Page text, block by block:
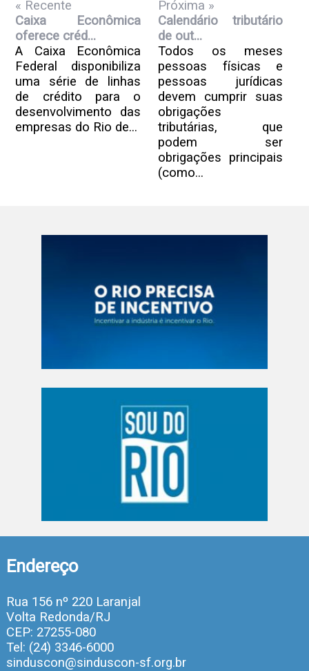
« Recente
Caixa Econômica
oferece créd...
A Caixa Econômica
Federal disponibiliza
uma série de linhas
de crédito para o
desenvolvimento das
empresas do Rio de...
Próxima »
Calendário tributário
de out...
Todos os meses
pessoas físicas e
pessoas jurídicas
devem cumprir suas
obrigações
tributárias, que
podem ser
obrigações principais
(como...
Endereço
Rua 156 nº 220 Laranjal
Volta Redonda/RJ
CEP: 27255-080
Tel: (24) 3346-6000
sinduscon@sinduscon-sf.org.br